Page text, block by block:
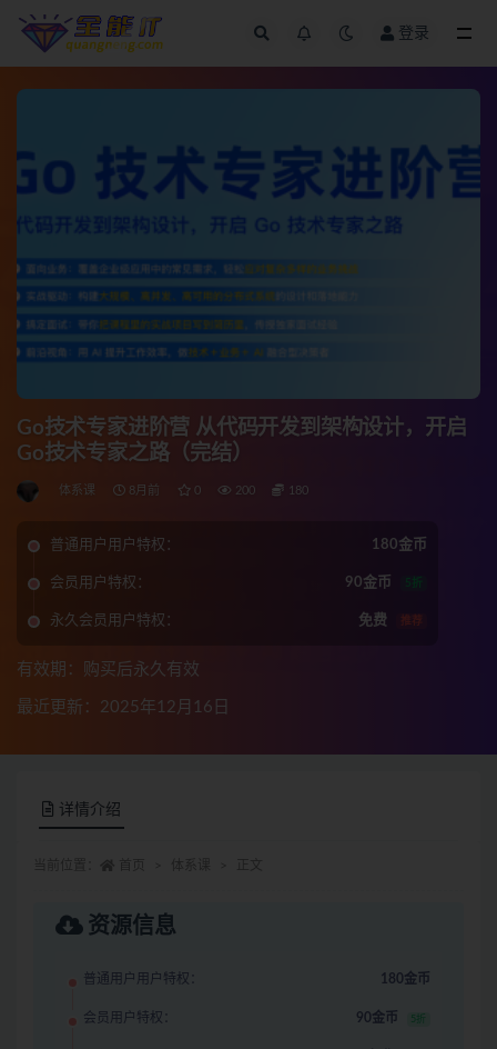
登录
Go技术专家进阶营 从代码开发到架构设计，开启
Go技术专家之路（完结）
体系课 8月前 0 200 180
普通用户用户特权： 180金币
会员用户特权： 90金币 5折
永久会员用户特权： 免费 推荐
有效期：购买后永久有效
最近更新：2025年12月16日
详情介绍
资源信息
普通用户用户特权： 180金币
会员用户特权： 90金币 5折